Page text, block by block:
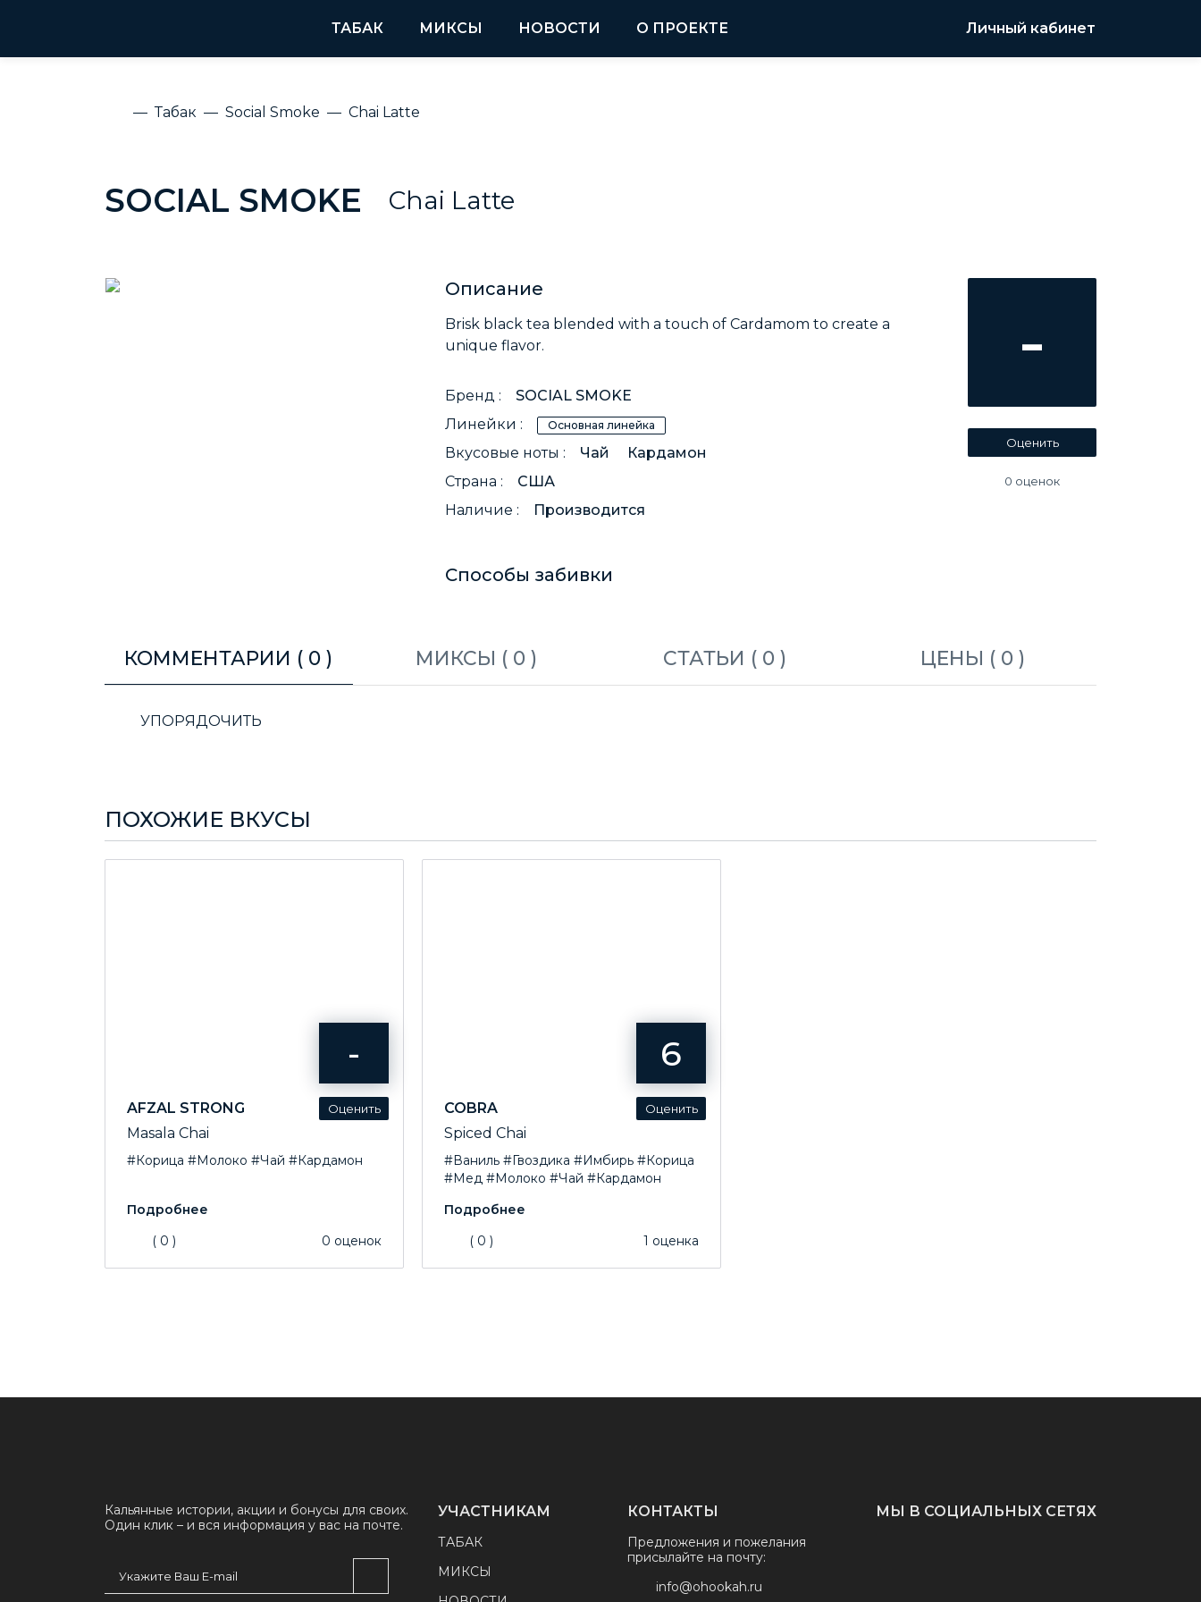
ТАБАК МИКСЫ НОВОСТИ О ПРОЕКТЕ Личный кабинет
Табак Social Smoke Chai Latte
SOCIAL SMOKE Chai Latte
Описание
Brisk black tea blended with a touch of Cardamom to create a
unique flavor.
Бренд :
SOCIAL SMOKE
Линейки :
Основная линейка
Вкусовые ноты : Чай
Кардамон
Страна :
США
Наличие :
Производится
Способы забивки
-
0 оценок
КОММЕНТАРИИ ( 0 ) МИКСЫ ( 0 ) СТАТЬИ ( 0 ) ЦЕНЫ ( 0 )
УПОРЯДОЧИТЬ
ПОХОЖИЕ ВКУСЫ
-
AFZAL STRONG
Masala Chai
#Корица #Молоко #Чай #Кардамон
( 0 ) 0 оценок
6
COBRA
Spiced Chai
#Ваниль #Гвоздика #Имбирь #Корица
#Мед #Молоко #Чай #Кардамон
( 0 ) 1 оценка
Кальянные истории, акции и бонусы для своих.
Один клик – и вся информация у вас на почте.
УЧАСТНИКАМ
ТАБАК
МИКСЫ
КОНТАКТЫ
Предложения и пожелания
присылайте на почту:
info@ohookah.ru
МЫ В СОЦИАЛЬНЫХ СЕТЯХ